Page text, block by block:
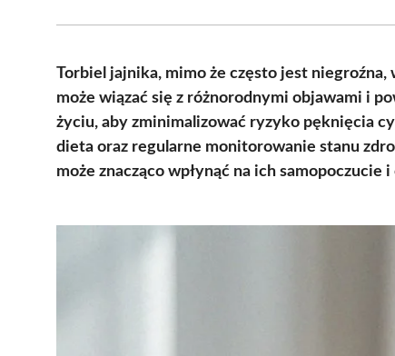
Torbiel jajnika, mimo że często jest
może wiązać się z różnorodnymi objawami i
życiu, aby zminimalizować ryzyko pęknięcia
dieta oraz regularne monitorowanie stanu
może znacząco wpłynąć na ich